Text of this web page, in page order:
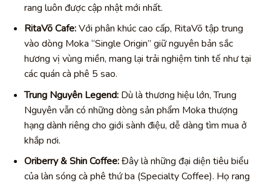
rang luôn được cập nhật mới nhất.
RitaVõ Cafe:Với phân khúc cao cấp, RitaVõ tập trung
vào dòng Moka “Single Origin” giữ nguyên bản sắc
hương vị vùng miền, mang lại trải nghiệm tinh tế như tại
các quán cà phê 5 sao.
Trung Nguyên Legend:Dù là thương hiệu lớn, Trung
Nguyên vẫn có những dòng sản phẩm Moka thượng
hạng dành riêng cho giới sành điệu, dễ dàng tìm mua ở
khắp nơi.
Oriberry & Shin Coffee:Đây là những đại diện tiêu biểu
của làn sóng cà phê thứ ba (Specialty Coffee). Họ rang